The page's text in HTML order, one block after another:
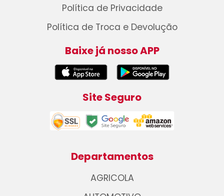
Política de Privacidade
Política de Troca e Devolução
Baixe já nosso APP
Site Seguro
Departamentos
AGRICOLA